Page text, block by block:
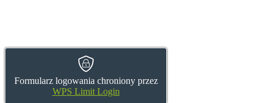
Formularz logowania chroniony przez
WPS Limit Login